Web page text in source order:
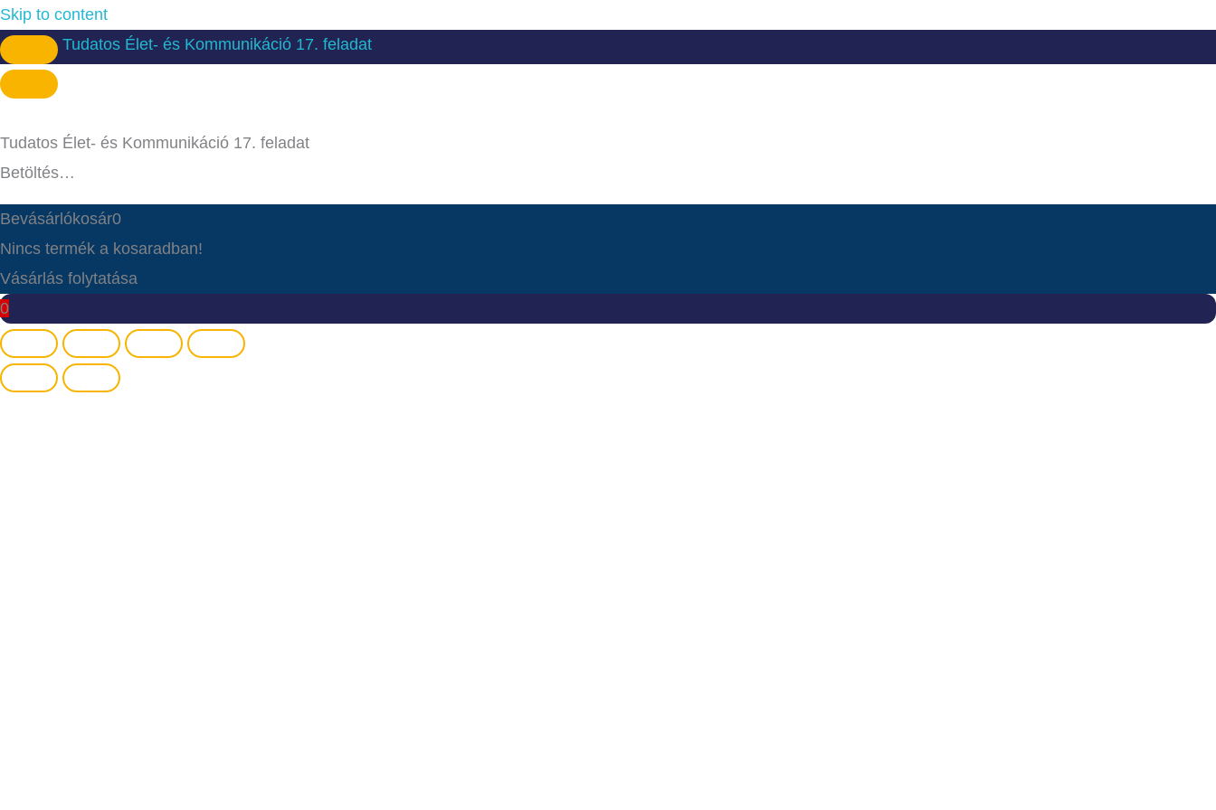
Skip to content
Tudatos Élet- és Kommunikáció 17. feladat
Tudatos Élet- és Kommunikáció 17. feladat
Betöltés…
Bevásárlókosár0
Nincs termék a kosaradban!
Vásárlás folytatása
0